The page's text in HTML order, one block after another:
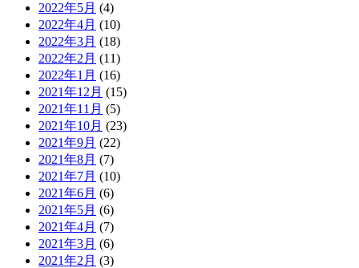
2022年5月 (4)
2022年4月 (10)
2022年3月 (18)
2022年2月 (11)
2022年1月 (16)
2021年12月 (15)
2021年11月 (5)
2021年10月 (23)
2021年9月 (22)
2021年8月 (7)
2021年7月 (10)
2021年6月 (6)
2021年5月 (6)
2021年4月 (7)
2021年3月 (6)
2021年2月 (3)